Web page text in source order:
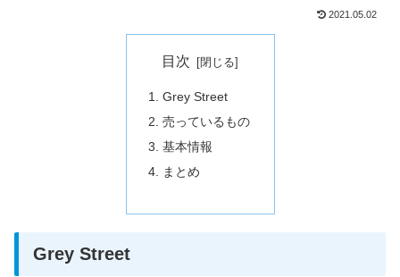
2021.05.02
目次
Grey Street
売っているもの
基本情報
まとめ
Grey Street